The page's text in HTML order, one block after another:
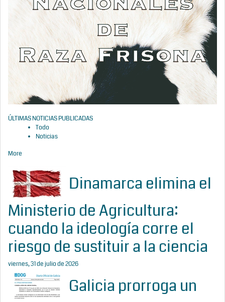
ÚLTIMAS NOTICIAS PUBLICADAS
Todo
Noticias
More
Dinamarca elimina el
Ministerio de Agricultura:
cuando la ideología corre el
riesgo de sustituir a la ciencia
viernes, 31 de julio de 2026
Galicia prorroga un